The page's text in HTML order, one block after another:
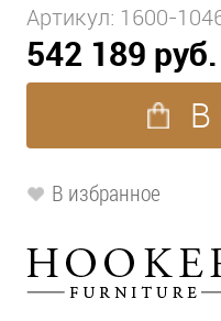
Артикул: 1600-
542 189 руб.
В
В избранное